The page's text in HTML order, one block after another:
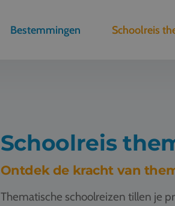
Bestemmingen Schoolreis
Schoolreis
Ontdek de kracht van
Thematische schoolreizen tillen je